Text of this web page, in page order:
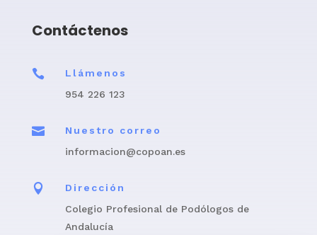
Contáctenos

Llámenos
954 226 123

Nuestro correo
informacion@copoan.es

Dirección
Colegio Profesional de Podólogos de
Andalucía